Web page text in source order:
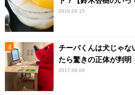
2016.06.15
チーバくんは犬じゃ
たら驚きの正体が判明
2017.09.09